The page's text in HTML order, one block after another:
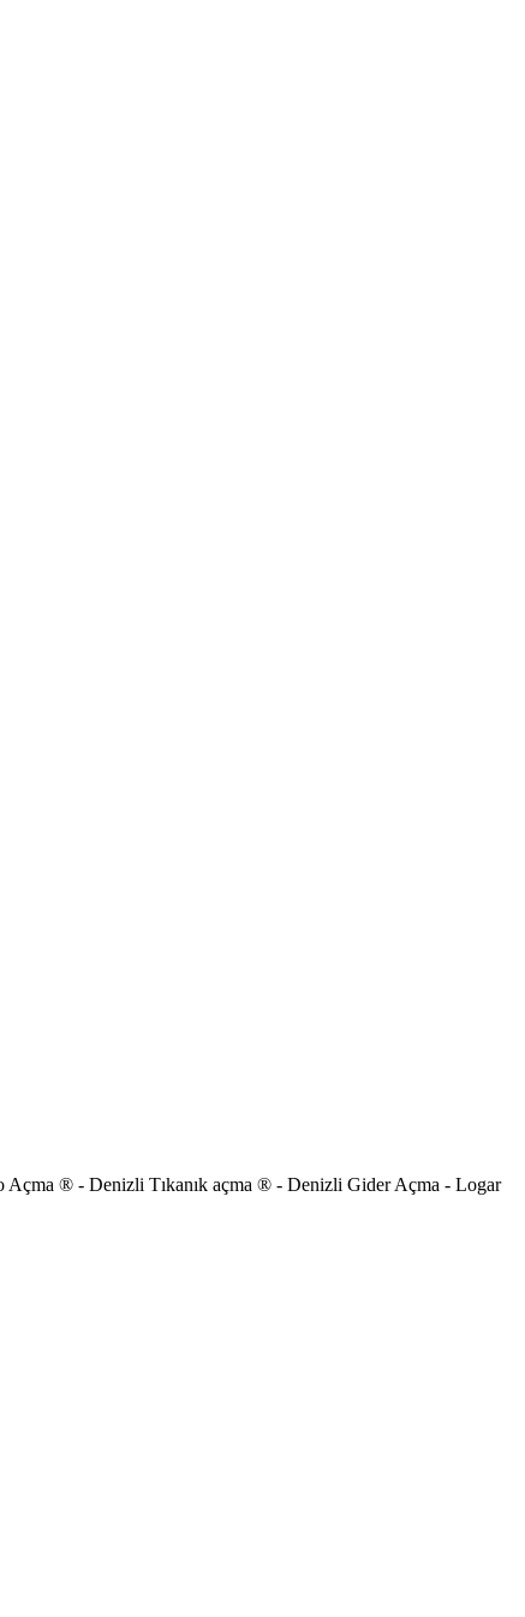
® - Denizli Tıkanık açma ® - Denizli Gider Açma - Logar